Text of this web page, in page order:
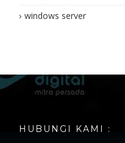
windows server
HUBUNGI KAMI :